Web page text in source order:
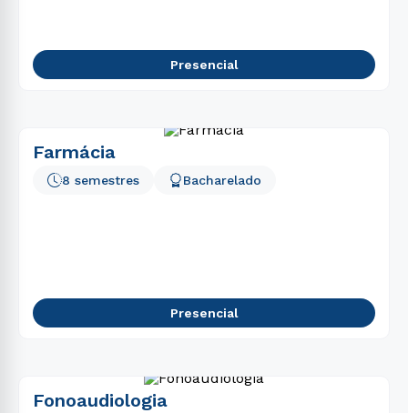
Presencial
Farmácia
8 semestres Bacharelado
Presencial
Fonoaudiologia